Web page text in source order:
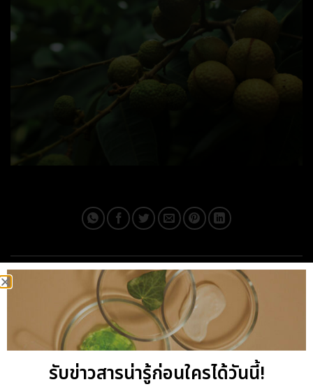
This entry was posted in . Bookmark thepermalink.
IPLUSQ_ADMAIN
รับข่าวสารน่ารู้ก่อนใครได้วันนี้!